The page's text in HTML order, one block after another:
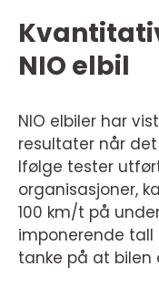
NIO elbil
NIO elbiler har
resultater når
Ifølge tester
organisasjoner,
100 km/t på
imponerende tall
tanke på at bilen